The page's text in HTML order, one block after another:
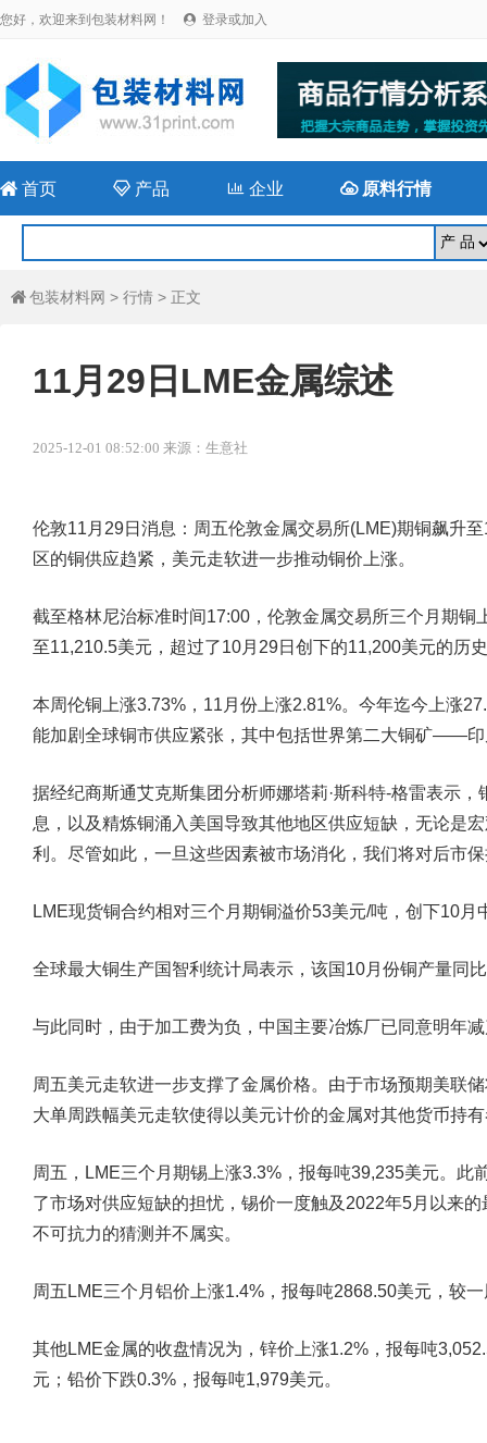
您好，欢迎来到包装材料网！  登录或加入
 首页  产品 企业 原料行情
 包装材料网 > 行情 > 正文
11月29日LME金属综述
2025-12-01 08:52:00 来源：生意社
伦敦11月29日消息：周五伦敦金属交易所(LME)期铜飙升
区的铜供应趋紧，美元走软进一步推动铜价上涨。
截至格林尼治标准时间17:00，伦敦金属交易所三个月期
至11,210.5美元，超过了10月29日创下的11,200美元的历
本周伦铜上涨3.73%，11月份上涨2.81%。今年迄今上涨
能加剧全球铜市供应紧张，其中包括世界第二大铜矿——
据经纪商斯通艾克斯集团分析师娜塔莉·斯科特-格雷表示
息，以及精炼铜涌入美国导致其他地区供应短缺，无论是
利。尽管如此，一旦这些因素被市场消化，我们将对后市
LME现货铜合约相对三个月期铜溢价53美元/吨，创下10
全球最大铜生产国智利统计局表示，该国10月份铜产量同
与此同时，由于加工费为负，中国主要冶炼厂已同意明年
周五美元走软进一步支撑了金属价格。由于市场预期美联
大单周跌幅美元走软使得以美元计价的金属对其他货币持
周五，LME三个月期锡上涨3.3%，报每吨39,235美元。此
了市场对供应短缺的担忧，锡价一度触及2022年5月以来
不可抗力的猜测并不属实。
周五LME三个月铝价上涨1.4%，报每吨2868.50美元，较
其他LME金属的收盘情况为，锌价上涨1.2%，报每吨
元；铅价下跌0.3%，报每吨1,979美元。